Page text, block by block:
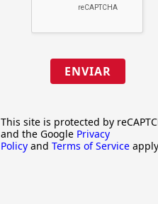
ENVIAR
This site is protected by
and the Google Privacy
Policy and Terms of Service